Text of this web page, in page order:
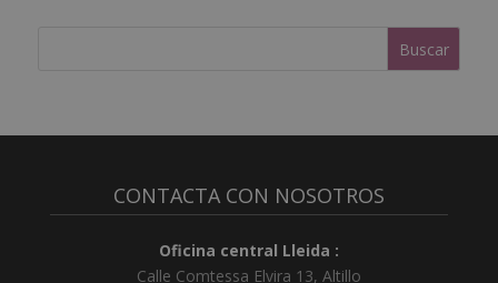
CONTACTA CON NOSOTROS
Oficina central Lleida :
Calle Comtessa Elvira 13, Altillo